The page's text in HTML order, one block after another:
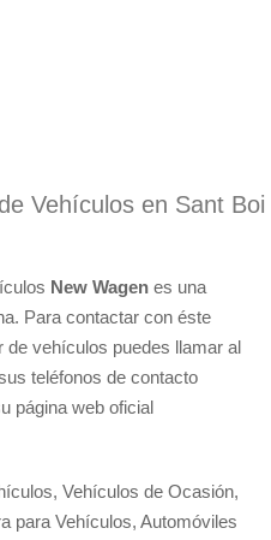
Vehículos en Sant Boi
New Wagen es una
Para contactar con éste
de vehículos puedes llamar al
teléfonos de contacto
página web oficial
Vehículos de Ocasión,
para Vehículos, Automóviles